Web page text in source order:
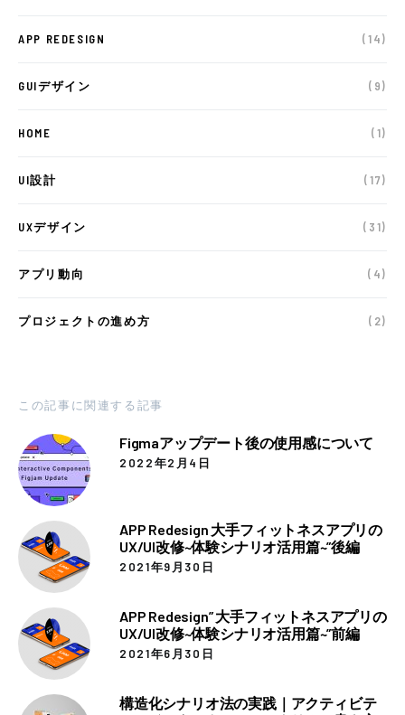
APP REDESIGN (14)
GUIデザイン (9)
HOME (1)
UI設計 (17)
UXデザイン (31)
アプリ動向 (4)
プロジェクトの進め方 (2)
この記事に関連する記事
Figmaアップデート後の使用感について
2022年2月4日
APP Redesign 大手フィットネスアプリの
UX/UI改修~体験シナリオ活用篇~”後編
2021年9月30日
APP Redesign” 大手フィットネスアプリの
UX/UI改修~体験シナリオ活用篇~”前編
2021年6月30日
構造化シナリオ法の実践｜アクティビテ